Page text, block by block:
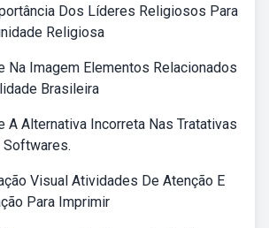
Dos Líderes Religiosos Para
Religiosa
Na Imagem Elementos Relacionados
Brasileira
A Alternativa Incorreta Nas Tratativas
Softwares.
Visual Atividades De Atenção E
Para Imprimir